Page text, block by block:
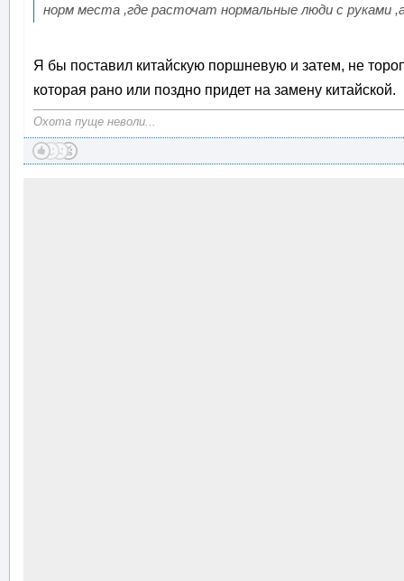
норм места ,где расточат нормальные люди с руками
Я бы поставил китайскую поршневую и затем, не
которая рано или поздно придет на замену китайской.
Охота пуще неволи...